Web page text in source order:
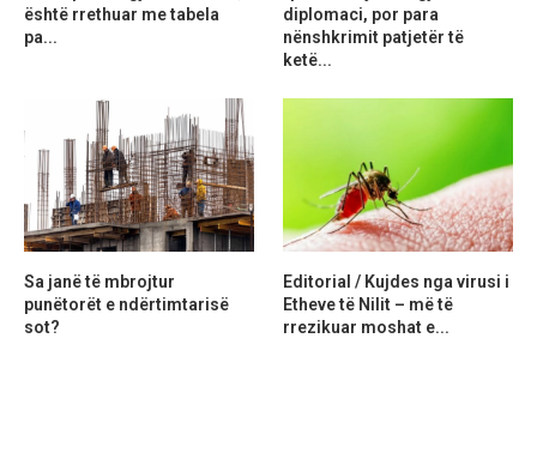
është rrethuar me tabela
pa...
diplomaci, por para
nënshkrimit patjetër të
ketë...
Sa janë të mbrojtur
punëtorët e ndërtimtarisë
sot?
Editorial / Kujdes nga virusi i
Etheve të Nilit – më të
rrezikuar moshat e...